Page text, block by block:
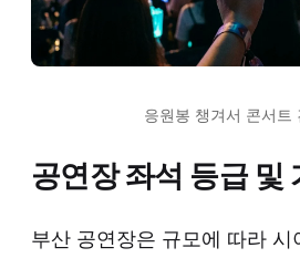
응원봉 챙겨서 콘서트
공연장 좌석 등급 및
부산 공연장은 규모에 따라 시